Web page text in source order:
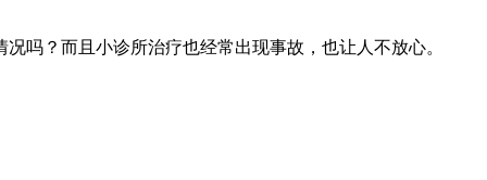
？而且小诊所治疗也经常出现事故，也让人不放心。